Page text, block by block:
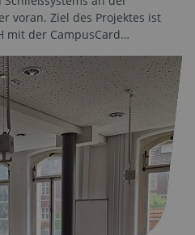
voran. Ziel des Projektes ist
mit der CampusCard…